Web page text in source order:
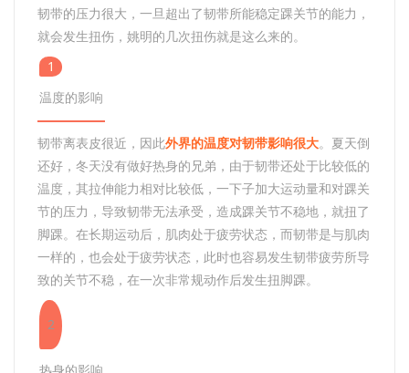
韧带的压力很大，一旦超出了韧带所能稳定踝关节的能力，
就会发生扭伤，姚明的几次扭伤就是这么来的。
1
温度的影响
韧带离表皮很近，因此外界的温度对韧带影响很大。夏天倒
还好，冬天没有做好热身的兄弟，由于韧带还处于比较低的
温度，其拉伸能力相对比较低，一下子加大运动量和对踝关
节的压力，导致韧带无法承受，造成踝关节不稳地，就扭了
脚踝。在长期运动后，肌肉处于疲劳状态，而韧带是与肌肉
一样的，也会处于疲劳状态，此时也容易发生韧带疲劳所导
致的关节不稳，在一次非常规动作后发生扭脚踝。
2
热身的影响